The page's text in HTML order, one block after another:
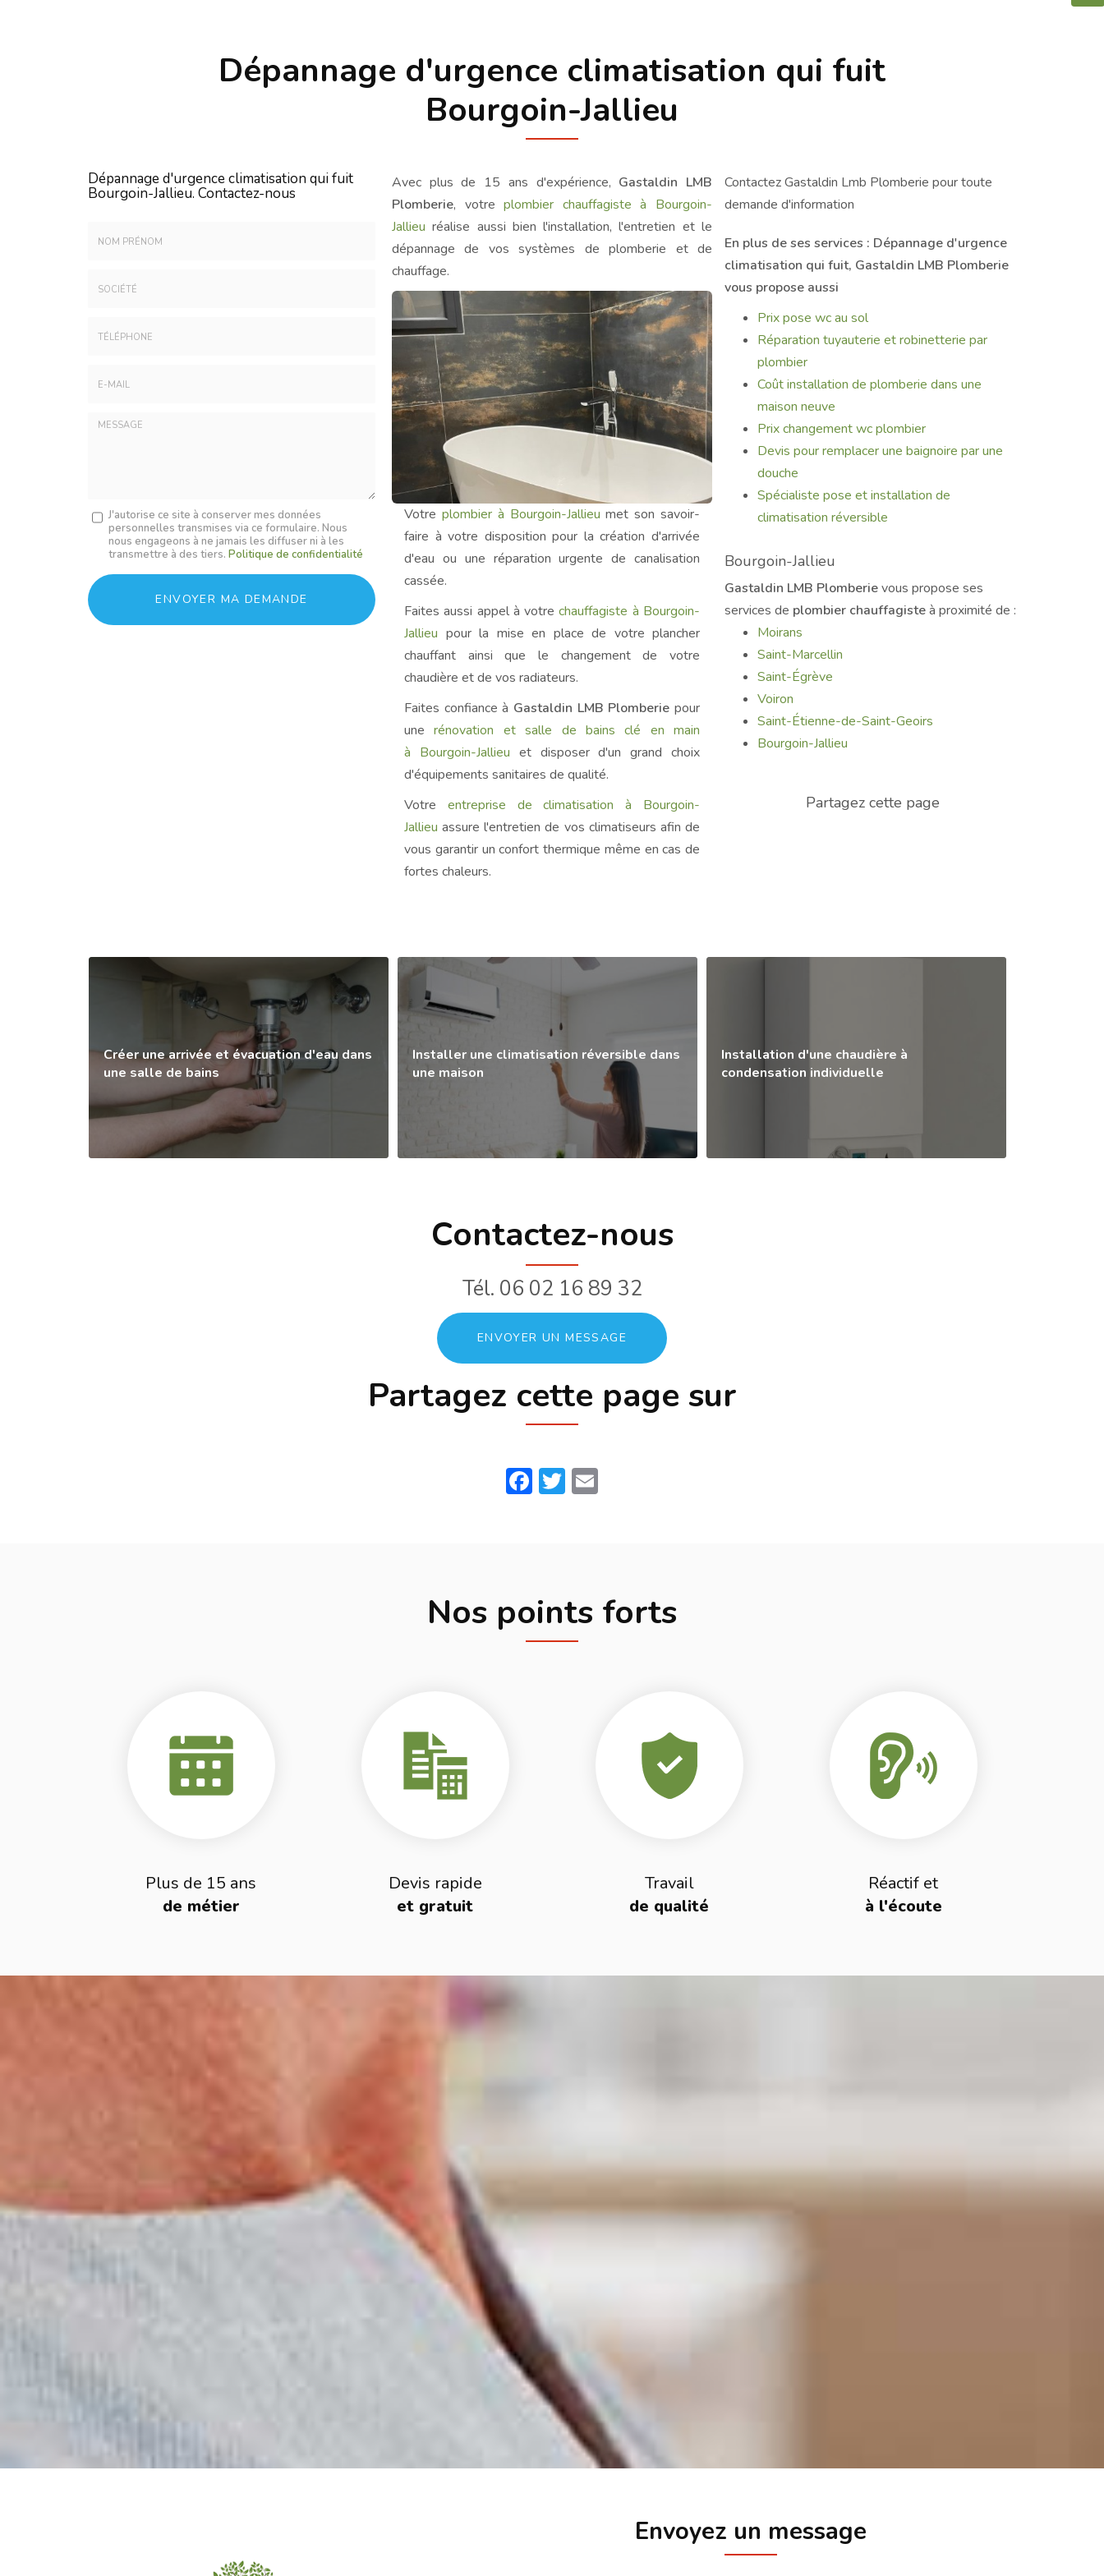
Dépannage d'urgence climatisation qui fuit
Bourgoin-Jallieu
Dépannage d'urgence climatisation qui fuit
Bourgoin-Jallieu. Contactez-nous
Message
J'autorise ce site à conserver mes données
personnelles transmises via ce formulaire. Nous
nous engageons à ne jamais les diffuser ni à les
transmettre à des tiers. Politique de confidentialité
Acceptation
RGPD
ENVOYER MA DEMANDE
Avec plus de 15 ans d'expérience, Gastaldin LMB
Plomberie, votreplombier chauffagiste à Bourgoin-
Jallieu réalise aussi bien l'installation, l'entretien et le
dépannage de vos systèmes de plomberie et de
chauffage.
Votre plombier à Bourgoin-Jallieu met son savoir-
faire à votre disposition pour la création d'arrivée
d'eau ou une réparation urgente de canalisation
cassée.
Faites aussi appel à votrechauffagiste à Bourgoin-
Jallieu pour la mise en place de votre plancher
chauffant ainsi que le changement de votre
chaudière et de vos radiateurs.
Faites confiance à Gastaldin LMB Plomberie pour
unerénovation et salle de bains clé en main
à Bourgoin-Jallieu et disposer d'un grand choix
d'équipements sanitaires de qualité.
Votre entreprise de climatisation à Bourgoin-
Jallieu assure l'entretien de vos climatiseurs afin de
vous garantir un confort thermique même en cas de
fortes chaleurs.
Contactez Gastaldin Lmb Plomberie pour toute
demande d'information
En plus de ses services : Dépannage d'urgence
climatisation qui fuit, Gastaldin LMB Plomberie
vous propose aussi
Prix pose wc au sol
Réparation tuyauterie et robinetterie par
plombier
Coût installation de plomberie dans une
maison neuve
Prix changement wc plombier
Devis pour remplacer une baignoire par une
douche
Spécialiste pose et installation de
climatisation réversible
Bourgoin-Jallieu
Gastaldin LMB Plomberievous propose ses
services de plombier chauffagisteà proximité de :
Moirans
Saint-Marcellin
Saint-Égrève
Voiron
Saint-Étienne-de-Saint-Geoirs
Bourgoin-Jallieu
Créer une arrivée et évacuation d'eau dans
une salle de bains
Installer une climatisation réversible dans
une maison
Installation d'une chaudière à
condensation individuelle
Contactez-nous
Tél. 06 02 16 89 32
ENVOYER UN MESSAGE
Partagez cette page sur
Facebook
Twitter
Nos points forts
Plus de 15 ans
de métier
Devis rapide
et gratuit
Travail
de qualité
Réactif et
à l'écoute
Envoyez un message